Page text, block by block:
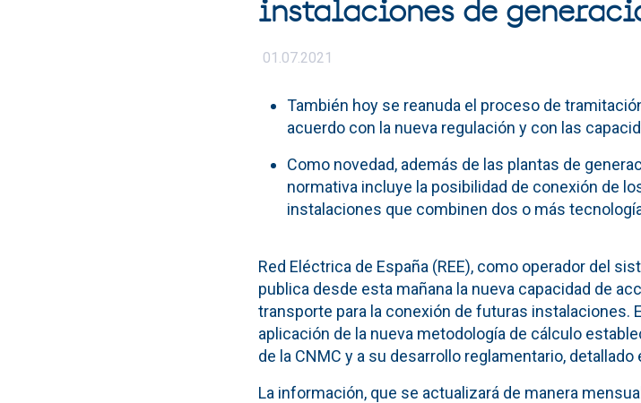
instalaciones de
01.07.2021
También hoy se reanuda el proceso de
acuerdo con la nueva regulación y con las
Como novedad, además de las plantas de
normativa incluye la posibilidad de conexión de
instalaciones que combinen dos o más
Red Eléctrica de España (REE), como operador del
publica desde esta mañana la nueva capacidad de
transporte para la conexión de futuras instalaciones.
aplicación de la nueva metodología de cálculo
de la CNMC y a su desarrollo reglamentario, detallado
La información, que se actualizará de manera